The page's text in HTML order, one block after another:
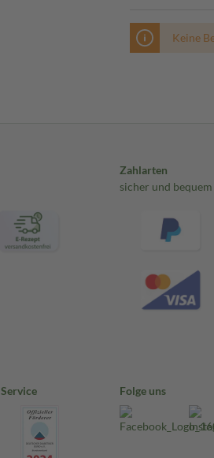
Keine
Zahlarten
sicher und bequem
Folge uns